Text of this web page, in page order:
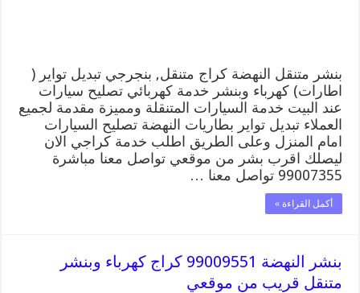
بنشر متنقل النهضة كراج متنقل, بنجرجي تبديل تواير (
اطارات) كهرباء وبنشر خدمة كهربائي تصليح سيارات
عند البيت خدمة السيارات المتنقلة ومميزة مقدمة لجميع
العملاء تبديل تواير بطاريات النهضة تصليح السيارات
امام المنزل وعلى الطريق اطلب خدمة كراجي الان
ليصلك اقرب بشر من موقعي تواصل معنا مباشرة
99007355 تواصل معنا …
أكمل القراءة »
بنشر النهضة 99009551 كراج كهرباء وبنشر
متنقل قريب من موقعي